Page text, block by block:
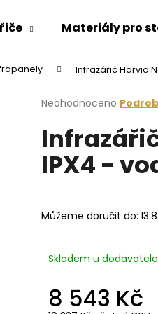
Materiály pro
Infrazářič Harvia
Průměrné
produktu
0,0
Neohodnoceno
IPX4 -
Můžeme doručit do:
Skladem u dodavatele
8 543 Kč
najít?
HLEDAT